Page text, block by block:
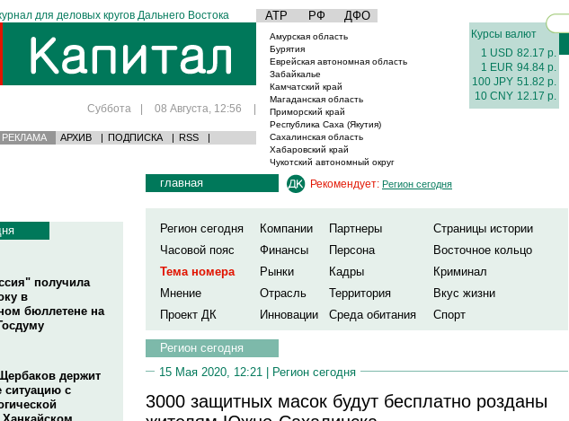
для деловых кругов Дальнего Востока АТР РФ ДФО
Суббота | 08 Августа, 12:56 |
РЕКЛАМА АРХИВ | ПОДПИСКА | RSS |
Амурская область
Бурятия
Еврейская автономная область
Забайкалье
Камчатский край
Магаданская область
Приморский край
Республика Саха (Якутия)
Сахалинская область
Хабаровский край
Чукотский автономный округ
Курсы валют
1 USD 82.17 р.
1 EUR 94.84 р.
100 JPY 51.82 р.
10 CNY 12.17 р.
получила
в
бюллетене на
держит
ситуацию с
главная Рекомендует: Регион сегодня
Регион сегодня Компании Партнеры
Страницы истории
Часовой пояс
Финансы Персона
Восточное кольцо
Тема номера
Рынки Кадры
Криминал
Мнение
Отрасль Территория
Вкус жизни
Проект ДК
Инновации Среда обитания Спорт
Регион сегодня
15 Мая 2020, 12:21 | Регион сегодня
3000 защитных масок будут бесплатно розданы